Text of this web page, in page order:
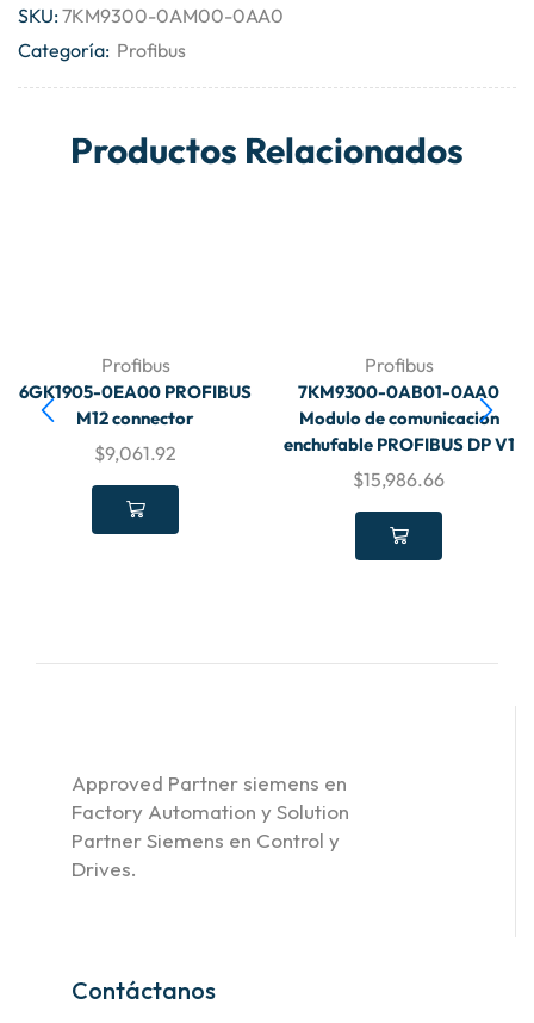
SKU:7KM9300-0AM00-0AA0
Categoría: Profibus
Productos Relacionados
Profibus
6GK1905-0EA00 PROFIBUS
M12 connector
$9,061.92
Profibus
7KM9300-0AB01-0AA0
Modulo de comunicacion
enchufable PROFIBUS DP V1
$15,986.66
Approved Partner siemens en
Factory Automation y Solution
Partner Siemens en Control y
Drives.
Contáctanos